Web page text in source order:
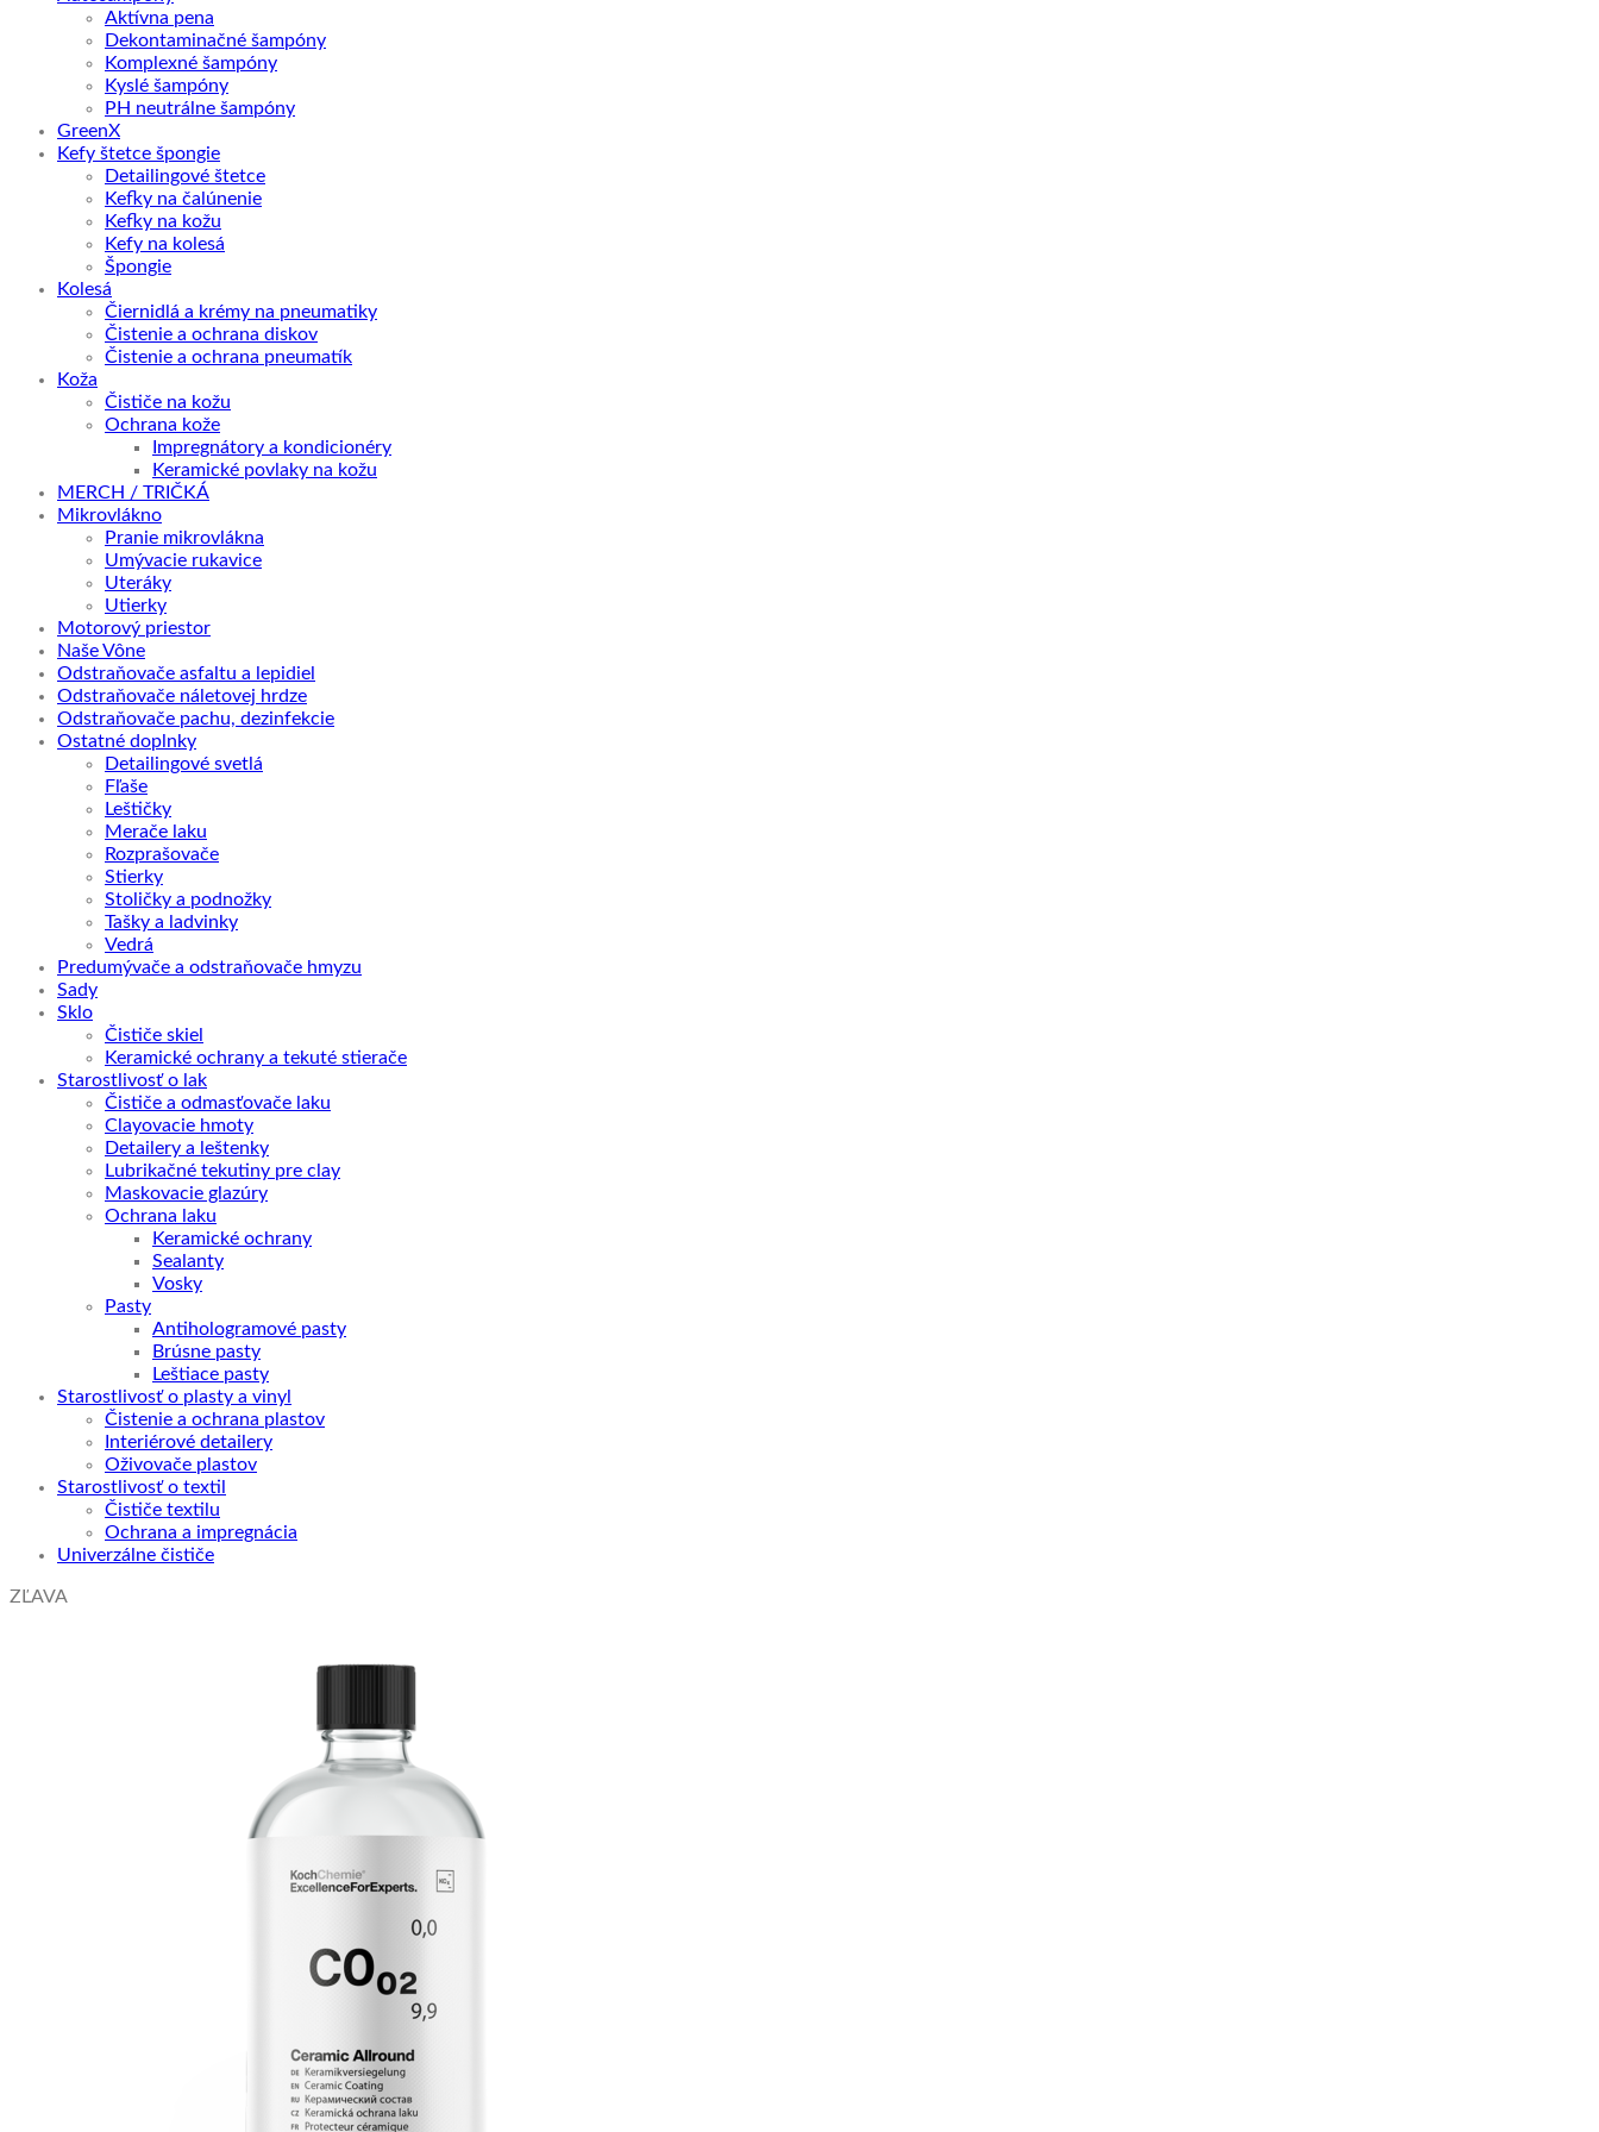
Aktívna pena
Dekontaminačné šampóny
Komplexné šampóny
Kyslé šampóny
PH neutrálne šampóny
GreenX
Kefy štetce špongie
Detailingové štetce
Kefky na čalúnenie
Kefky na kožu
Kefy na kolesá
Špongie
Kolesá
Čiernidlá a krémy na pneumatiky
Čistenie a ochrana diskov
Čistenie a ochrana pneumatík
Koža
Čističe na kožu
Ochrana kože
Impregnátory a kondicionéry
Keramické povlaky na kožu
MERCH / TRIČKÁ
Mikrovlákno
Pranie mikrovlákna
Umývacie rukavice
Uteráky
Utierky
Motorový priestor
Naše Vône
Odstraňovače asfaltu a lepidiel
Odstraňovače náletovej hrdze
Odstraňovače pachu, dezinfekcie
Ostatné doplnky
Detailingové svetlá
Fľaše
Leštičky
Merače laku
Rozprašovače
Stierky
Stoličky a podnožky
Tašky a ladvinky
Vedrá
Predumývače a odstraňovače hmyzu
Sady
Sklo
Čističe skiel
Keramické ochrany a tekuté stierače
Starostlivosť o lak
Čističe a odmasťovače laku
Clayovacie hmoty
Detailery a leštenky
Lubrikačné tekutiny pre clay
Maskovacie glazúry
Ochrana laku
Keramické ochrany
Sealanty
Vosky
Pasty
Antihologramové pasty
Brúsne pasty
Leštiace pasty
Starostlivosť o plasty a vinyl
Čistenie a ochrana plastov
Interiérové detailery
Oživovače plastov
Starostlivosť o textil
Čističe textilu
Ochrana a impregnácia
Univerzálne čističe
ZĽAVA